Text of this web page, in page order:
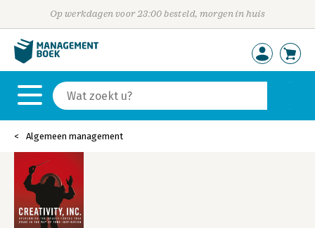
Op werkdagen voor 23:00 besteld, morgen in huis
Algemeen management